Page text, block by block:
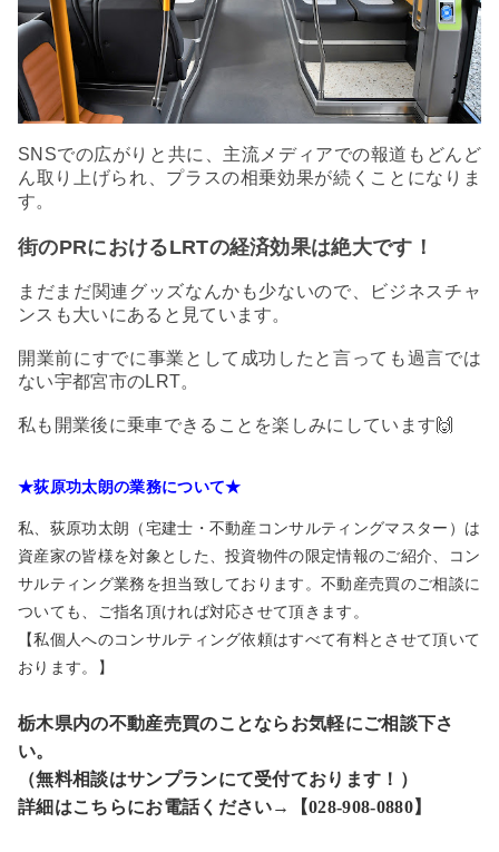
SNSでの広がりと共に、主流メディアでの報道もどんど
ん取り上げられ、プラスの相乗効果が続くことになりま
す。
街のPRにおけるLRTの経済効果は絶大です！
まだまだ関連グッズなんかも少ないので、ビジネスチャ
ンスも大いにあると見ています。
開業前にすでに事業として成功したと言っても過言では
ない宇都宮市のLRT。
私も開業後に乗車できることを楽しみにしています🙌
★荻原功太朗の業務について★
私、荻原功太朗（宅建士・不動産コンサルティングマスター）は
資産家の皆様を対象とした、投資物件の限定情報のご紹介、コン
サルティング業務を担当致しております。不動産売買のご相談に
ついても、ご指名頂ければ対応させて頂きます。
【私個人へのコンサルティング依頼はすべて有料とさせて頂いて
おります。】
栃木県内の不動産売買のことならお気軽にご相談下さ
い。
（無料相談はサンプランにて受付ております！）
詳細はこちらにお電話ください→【028-908-0880】